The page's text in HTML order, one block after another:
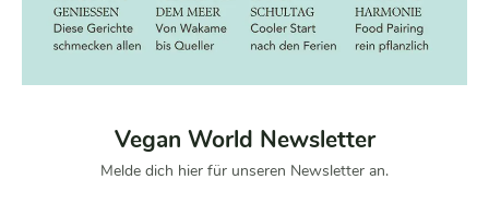
Vegan World Newsletter
Melde dich hier für unseren Newsletter an.